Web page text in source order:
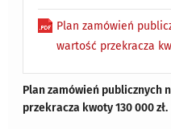
Plan zamówień
wartość przekracza
Plan zamówień publicznych
przekracza kwoty 130 000 zł.